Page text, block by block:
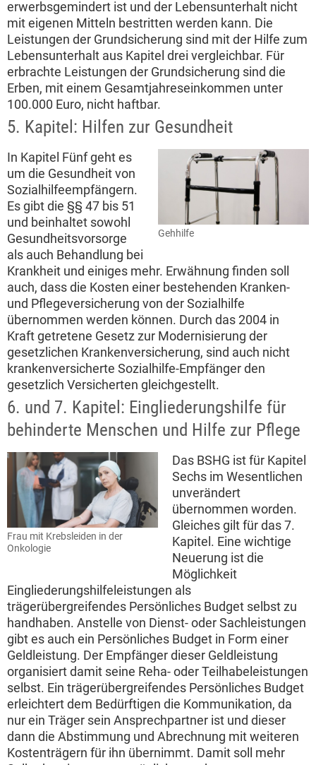
erwerbsgemindert ist und der Lebensunterhalt nicht
mit eigenen Mitteln bestritten werden kann. Die
Leistungen der Grundsicherung sind mit der Hilfe zum
Lebensunterhalt aus Kapitel drei vergleichbar. Für
erbrachte Leistungen der Grundsicherung sind die
Erben, mit einem Gesamtjahreseinkommen unter
100.000 Euro, nicht haftbar.
5. Kapitel: Hilfen zur Gesundheit
Gehhilfe
In Kapitel Fünf geht es
um die Gesundheit von
Sozialhilfeempfängern.
Es gibt die §§ 47 bis 51
und beinhaltet sowohl
Gesundheitsvorsorge
als auch Behandlung bei
Krankheit und einiges mehr. Erwähnung finden soll
auch, dass die Kosten einer bestehenden Kranken-
und Pflegeversicherung von der Sozialhilfe
übernommen werden können. Durch das 2004 in
Kraft getretene Gesetz zur Modernisierung der
gesetzlichen Krankenversicherung, sind auch nicht
krankenversicherte Sozialhilfe-Empfänger den
gesetzlich Versicherten gleichgestellt.
6. und 7. Kapitel: Eingliederungshilfe für
behinderte Menschen und Hilfe zur Pflege
Frau mit Krebsleiden in der
Onkologie
Das BSHG ist für Kapitel
Sechs im Wesentlichen
unverändert
übernommen worden.
Gleiches gilt für das 7.
Kapitel. Eine wichtige
Neuerung ist die
Möglichkeit
Eingliederungshilfeleistungen als
trägerübergreifendes Persönliches Budget selbst zu
handhaben. Anstelle von Dienst- oder Sachleistungen
gibt es auch ein Persönliches Budget in Form einer
Geldleistung. Der Empfänger dieser Geldleistung
organisiert damit seine Reha- oder Teilhabeleistungen
selbst. Ein trägerübergreifendes Persönliches Budget
erleichtert dem Bedürftigen die Kommunikation, da
nur ein Träger sein Ansprechpartner ist und dieser
dann die Abstimmung und Abrechnung mit weiteren
Kostenträgern für ihn übernimmt. Damit soll mehr